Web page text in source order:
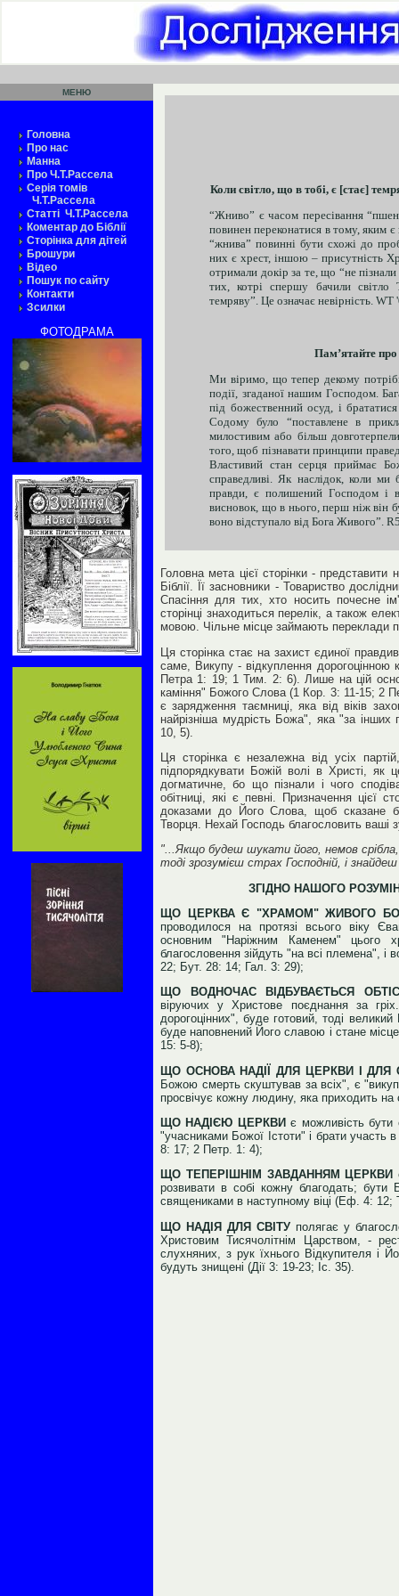
МЕНЮ
Головна
Про нас
Манна
Про Ч.Т.Рассела
Серія томів
Ч.Т.Рассела
Статті Ч.Т.Рассела
Коментар до Біблії
Сторінка для дітей
Брошури
Відео
Пошук по сайту
Контакти
Зсилки
ФОТОДРАМА
Коли світло, що в тобі, є [стає]
“Жниво” є часом пересівання
повинен переконатися в тому, яким
“жнива” повинні бути схожі до
них є хрест, іншою – присутність
отримали докір за те, що “не
тих, котрі спершу бачили
темряву”. Це означає невірність. WT
Пам’ятайте
Ми віримо, що тепер декому
події, згаданої нашим Господом.
під божественний осуд, і
Содому було “поставлене в
милостивим або більш
того, щоб пізнавати принципи
Властивий стан серця приймає
справедливі. Як наслідок, коли ми
правди, є полишений Господом і
висновок, що в нього, перш ніж він
воно відступало від Бога Живого”.
Головна мета цієї сторінки -
Біблії. Її засновники - Товариство
Спасіння для тих, хто носить почесне
сторінці знаходиться перелік, а також
мовою. Чільне місце займають переклади
Ця сторінка стає на захист єдиної
саме, Викупу - відкуплення
Петра 1: 19; 1 Тим. 2: 6). Лише на цій
каміння" Божого Слова (1 Кор. 3: 11-15; 2
є зарядження таємниці, яка від віків
найрізніша мудрість Божа", яка "за
10, 5).
Ця сторінка є незалежна від усіх
підпорядкувати Божій волі в Христі,
догматичне, бо що пізнали і чого
обітниці, які є певні. Призначення цієї
доказами до Його Слова, щоб сказане
Творця. Нехай Господь благословить ваші
"...Якщо будеш шукати його, немов
тоді зрозумієш страх Господній, і
ЗГІДНО НАШОГО
ЩО ЦЕРКВА Є "ХРАМОМ" ЖИВОГО
проводилося на протязі всього віку
основним "Наріжним Каменем" цього
благословення зійдуть "на всі племена",
22; Бут. 28: 14; Гал. 3: 29);
ЩО ВОДНОЧАС ВІДБУВАЄТЬСЯ
віруючих у Христове поєднання за
дорогоцінних", буде готовий, тоді
буде наповнений Його славою і стане
15: 5-8);
ЩО ОСНОВА НАДІЇ ДЛЯ ЦЕРКВИ І ДЛЯ
Божою смерть скуштував за всіх", є
просвічує кожну людину, яка приходить
ЩО НАДІЄЮ ЦЕРКВИ є можливість
"учасниками Божої Істоти" і брати участь
8: 17; 2 Петр. 1: 4);
ЩО ТЕПЕРІШНІМ ЗАВДАННЯМ ЦЕРКВИ
розвивати в собі кожну благодать; бути
священиками в наступному віці (Еф. 4:
ЩО НАДІЯ ДЛЯ СВІТУполягає у
Христовим Тисячолітнім Царством, -
слухняних, з рук їхнього Відкупителя і
будуть знищені (Дії 3: 19-23; Іс. 35).